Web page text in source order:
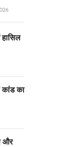
कांड का
और